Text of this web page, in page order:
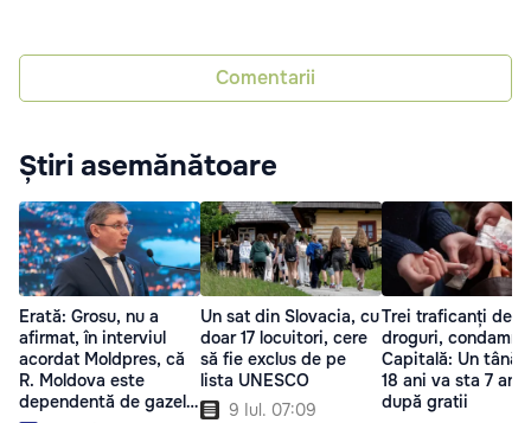
Comentarii
Știri asemănătoare
Erată: Grosu, nu a
afirmat, în interviul
acordat Moldpres, că
R. Moldova este
dependentă de gazele
Un sat din Slovacia, cu
doar 17 locuitori, cere
să fie exclus de pe
lista UNESCO
9 Iul. 07:09
Trei traficanți de
droguri,
Capitală: Un tânăr
18 ani va sta 7 ani
după gratii